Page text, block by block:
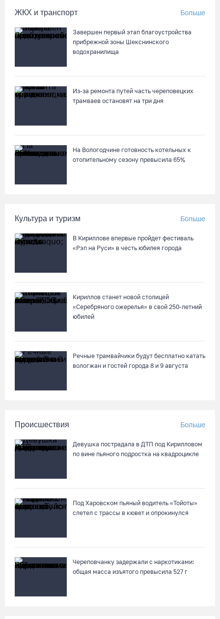
ЖКХ и транспорт Больше
Завершен первый этап благоустройства
прибрежной зоны Шекснинского
водохранилища
Из-за ремонта путей часть череповецких
трамваев остановят на три дня
На Вологодчине готовность котельных к
отопительному сезону превысила 65%
Культура и туризм Больше
В Кириллове впервые пройдет фестиваль
«Рэп на Руси» в честь юбилея города
Кириллов станет новой столицей
«Серебряного ожерелья» в свой 250-летний
юбилей
Речные трамвайчики будут бесплатно катать
вологжан и гостей города 8 и 9 августа
Происшествия Больше
Девушка пострадала в ДТП под Кирилловом
по вине пьяного подростка на квадроцикле
Под Харовском пьяный водитель «Тойоты»
слетел с трассы в кювет и опрокинулся
Череповчанку задержали с наркотиками:
общая масса изъятого превысила 527 г